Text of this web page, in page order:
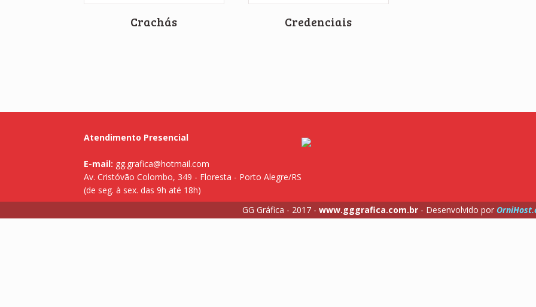
Crachás Credenciais
Atendimento Presencial
E-mail: gg.grafica@hotmail.com
Av. Cristóvão Colombo, 349 - Floresta - Porto Alegre/RS
(de seg. à sex. das 9h até 18h)
GG Gráfica - 2017 - www.gggrafica.com.br - Desenvolvido por